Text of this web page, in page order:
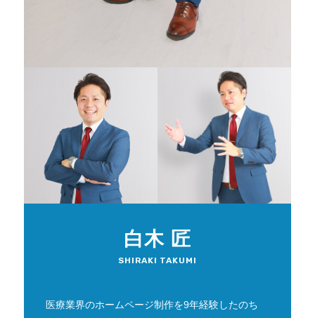
白木 匠
SHIRAKI TAKUMI
医療業界のホームページ制作を9年経験したのち